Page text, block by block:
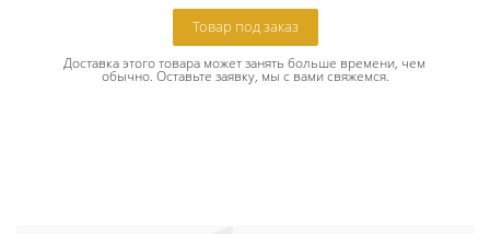
Товар под заказ
Доставка этого товара может занять больше времени, чем
обычно. Оставьте заявку, мы с вами свяжемся.